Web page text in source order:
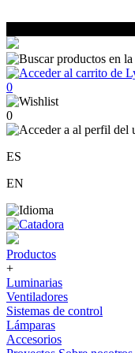
0
0
ES
EN
Productos
+
Luminarias
Ventiladores
Sistemas de control
Lámparas
Accesorios